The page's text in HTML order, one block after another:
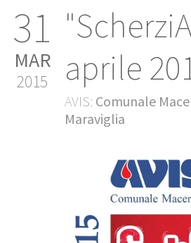
31
MAR
2015
aprile
AVIS: Comunale
Maraviglia